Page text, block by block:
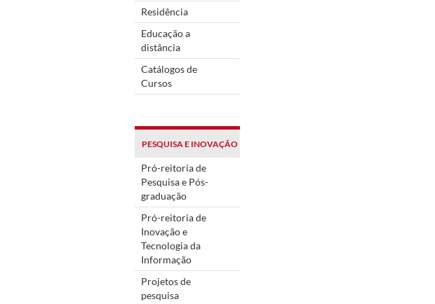
Residência
Educação a
distância
Catálogos de
Cursos
PESQUISA E INOVAÇÃO
Pró-reitoria de
Pesquisa e Pós-
graduação
Pró-reitoria de
Inovação e
Tecnologia da
Informação
Projetos de
pesquisa